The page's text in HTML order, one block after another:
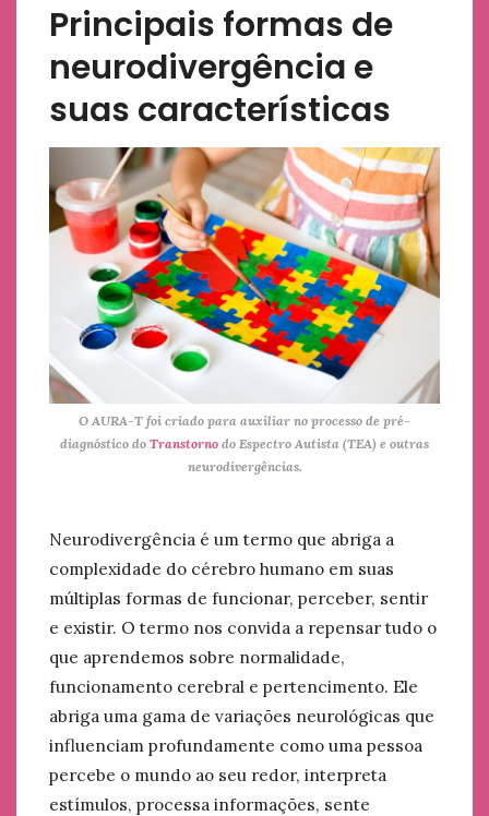
Principais formas de
neurodivergência e
suas características
O AURA-T foi criado para auxiliar no processo de pré-
diagnóstico do Transtorno do Espectro Autista (TEA) e outras
neurodivergências.
Neurodivergência é um termo que abriga a
complexidade do cérebro humano em suas
múltiplas formas de funcionar, perceber, sentir
e existir. O termo nos convida a repensar tudo o
que aprendemos sobre normalidade,
funcionamento cerebral e pertencimento. Ele
abriga uma gama de variações neurológicas que
influenciam profundamente como uma pessoa
percebe o mundo ao seu redor, interpreta
estímulos, processa informações, sente